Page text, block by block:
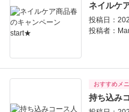
ネイルケ
投稿日：
投稿者：
おすすめメ
持ち込み